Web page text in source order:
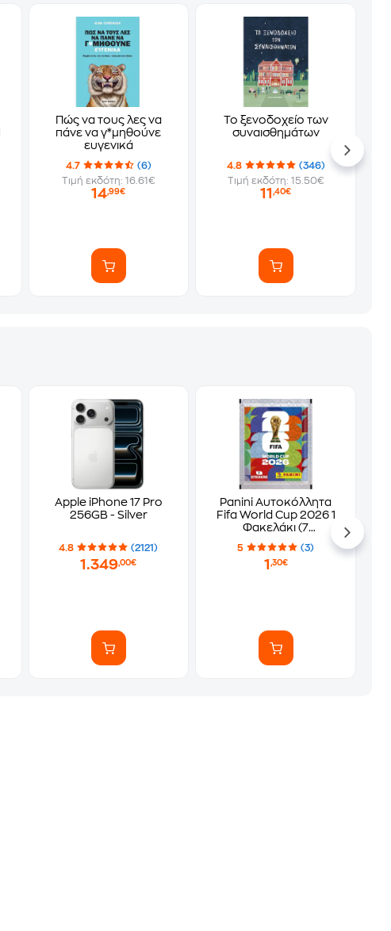
Πώς να τους λες να
πάνε να γ*μηθούνε
ευγενικά
4.7
(6)
Τιμή εκδότη: 16.61€
14,99€
Το ξενοδοχείο των
συναισθημάτων
4.8
(346)
Τιμή εκδότη: 15.50€
11,40€
Apple iPhone 17 Pro
256GB - Silver
4.8 (2121)
1.349,00€
Panini Αυτοκόλλητα
Fifa World Cup 2026 1
Φακελάκι (7
Αυτοκόλλητα)
5 (3)
1 ,30€